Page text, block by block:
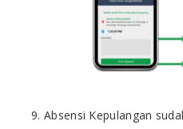
Absensi Kepulangan